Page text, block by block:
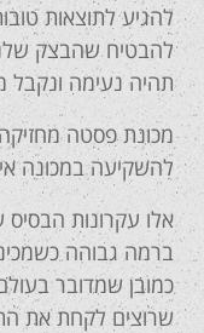
להגיע לתוצאות
להבטיח שהבצק
תהיה נעימה ונקבל
מכונת פסטה
להשקיעה במכונה
אלו עקרונות
ברמה גבוהה
כמובן שמדובר
שרוצים לקחת את